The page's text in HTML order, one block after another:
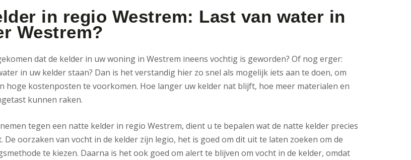
in regio Westrem: Last van water in
Westrem?
dat de kelder in uw woning in Westrem ineens vochtig is geworden? Of nog erger:
in uw kelder staan? Dan is het verstandig hier zo snel als mogelijk iets aan te doen, om
hoge kostenposten te voorkomen. Hoe langer uw kelder nat blijft, hoe meer materialen en
kunnen raken.
tegen een natte kelder in regio Westrem, dient u te bepalen wat de natte kelder precies
De oorzaken van vocht in de kelder zijn legio, het is goed om dit uit te laten zoeken om de
te kiezen. Daarna is het ook goed om alert te blijven om vocht in de kelder, omdat